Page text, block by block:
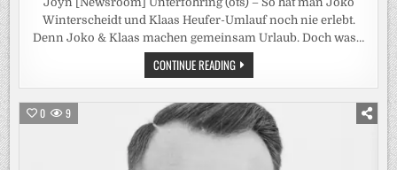
Winterscheidt und Klaas Heufer-Umlauf noch nie erlebt.
Denn Joko & Klaas machen gemeinsam Urlaub. Doch was…
CONTINUE READINGROADTRIP
UNTER
FREUNDEN:
„JOKO
&
KLAAS
MACHEN
URLAUB“
0 9